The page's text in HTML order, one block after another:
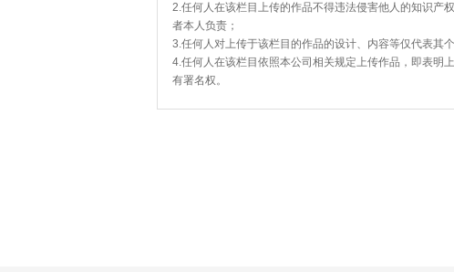
2.任何人在该栏目上传的作品不得违法侵害他人的知识产
者本人负责；
3.任何人对上传于该栏目的作品的设计、内容等仅代表其
4.任何人在该栏目依照本公司相关规定上传作品，即表明
有署名权。